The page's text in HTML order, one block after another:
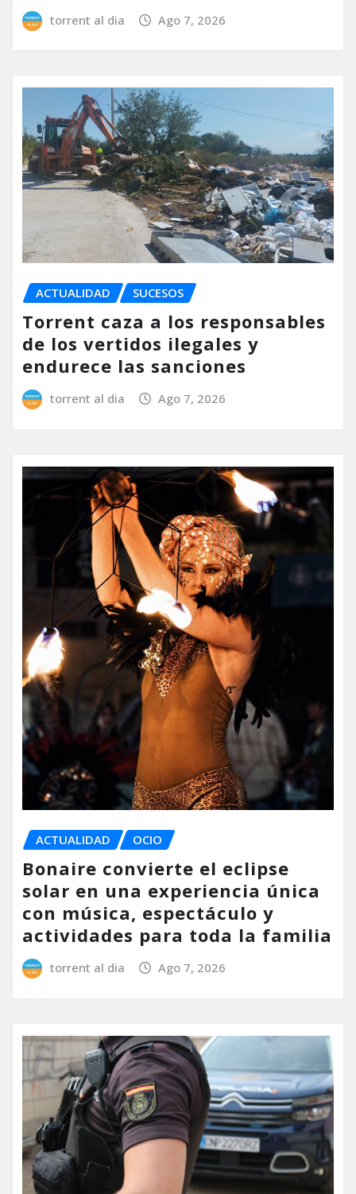
torrent al dia Ago 7, 2026
ACTUALIDAD SUCESOS
Torrent caza a los responsables
de los vertidos ilegales y
endurece las sanciones
torrent al dia Ago 7, 2026
ACTUALIDAD OCIO
Bonaire convierte el eclipse
solar en una experiencia única
con música, espectáculo y
actividades para toda la familia
torrent al dia Ago 7, 2026